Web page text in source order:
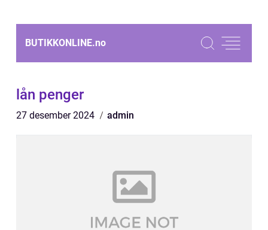
BUTIKKONLINE.no
lån penger
27 desember 2024 admin